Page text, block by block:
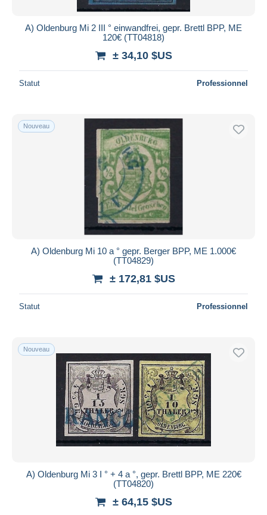
A) Oldenburg Mi 2 III ° einwandfrei, gepr. Brettl BPP, ME
120€ (TT04818)
± 34,10 $US
Statut Professionnel
Nouveau
A) Oldenburg Mi 10 a ° gepr. Berger BPP, ME 1.000€
(TT04829)
± 172,81 $US
Statut Professionnel
Nouveau
A) Oldenburg Mi 3 I ° + 4 a °, gepr. Brettl BPP, ME 220€
(TT04820)
± 64,15 $US